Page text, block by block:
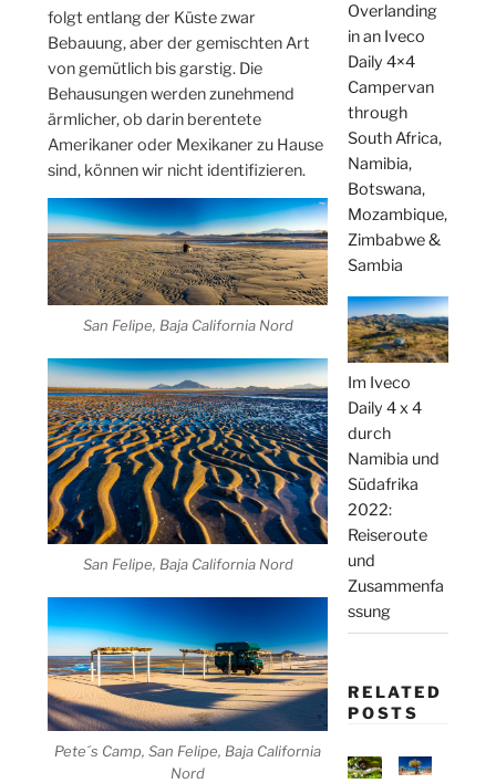
folgt entlang der Küste zwar
Bebauung, aber der gemischten Art
von gemütlich bis garstig. Die
Behausungen werden zunehmend
ärmlicher, ob darin berentete
Amerikaner oder Mexikaner zu Hause
sind, können wir nicht identifizieren.
San Felipe, Baja California Nord
San Felipe, Baja California Nord
Pete´s Camp, San Felipe, Baja California
Nord
Overlanding
in an Iveco
Daily 4×4
Campervan
through
South Africa,
Namibia,
Botswana,
Mozambique,
Zimbabwe &
Sambia
Im Iveco
Daily 4 x 4
durch
Namibia und
Südafrika
2022:
Reiseroute
und
Zusammenfa
ssung
RELATED
POSTS